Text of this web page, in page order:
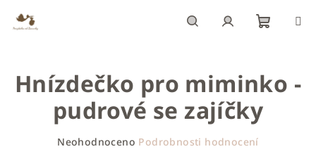
obsah
košík
Hnízdečko pro miminko -
pudrové se zajíčky
Neohodnoceno Podrobnosti hodnocení